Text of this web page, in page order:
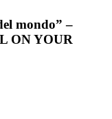
mondo” –
ON YOUR